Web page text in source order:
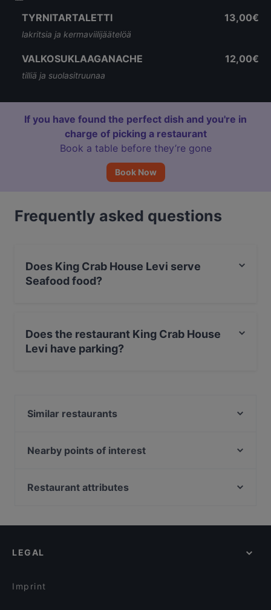
TYRNITARTALETTI
lakritsia ja kermaviilijäätelöä
13,00€
VALKOSUKLAAGANACHE
tilliä ja suolasitruunaa
12,00€
If you have found the perfect dish and you're in
charge of picking a restaurant
Book a table before they’re gone
Book Now
Frequently asked questions
Does King Crab House Levi serve
Seafood food?
International, Nordic food.
Does the restaurant King Crab House
Levi have parking?
Similar restaurants
Hullu Poro Bistro
Villi's Dinner
Ravintola Tonttula
Nearby points of interest
Kaisaniemen puisto, Helsinki
Restaurant attributes
Restaurants For Business Lunch in Kittilä
LEGAL
Imprint